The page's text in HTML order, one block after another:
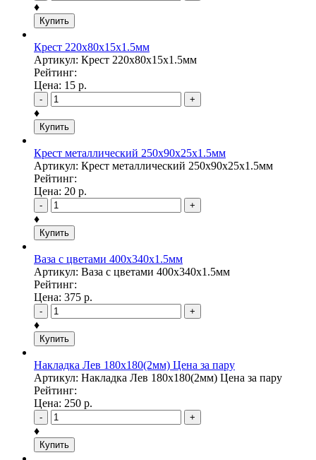
♦
Купить
Крест 220х80х15х1.5мм
Артикул: Крест 220х80х15х1.5мм
Рейтинг:
Цена: 15 р.
- +
♦
Купить
Крест металлический 250х90х25х1.5мм
Артикул: Крест металлический 250х90х25х1.5мм
Рейтинг:
Цена: 20 р.
- +
♦
Купить
Ваза с цветами 400х340х1.5мм
Артикул: Ваза с цветами 400х340х1.5мм
Рейтинг:
Цена: 375 р.
- +
♦
Купить
Накладка Лев 180х180(2мм) Цена за пару
Артикул: Накладка Лев 180х180(2мм) Цена за пару
Рейтинг:
Цена: 250 р.
- +
♦
Купить